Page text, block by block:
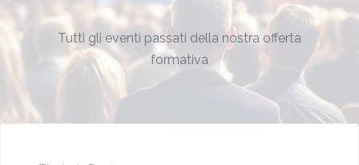
Tutti gli eventi passati della nostra offerta
formativa